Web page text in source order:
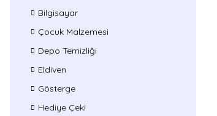
Bilgisayar
Çocuk Malzemesi
Depo Temizliği
Eldiven
Gösterge
Hediye Çeki